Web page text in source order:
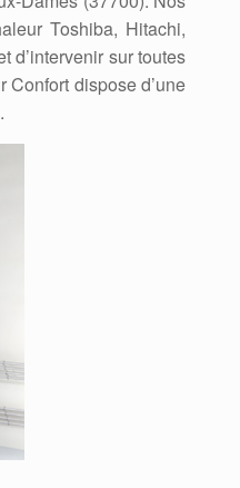
Toshiba, Hitachi,
d’intervenir sur toutes
dispose d’une